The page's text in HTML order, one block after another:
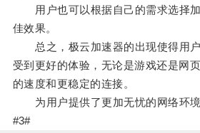
用户也可以根据自己的需求选择加
佳效果。
总之，极云加速器的出现使得用户
受到更好的体验，无论是游戏还是网
的速度和更稳定的连接。
为用户提供了更加无忧的网络环境
#3#